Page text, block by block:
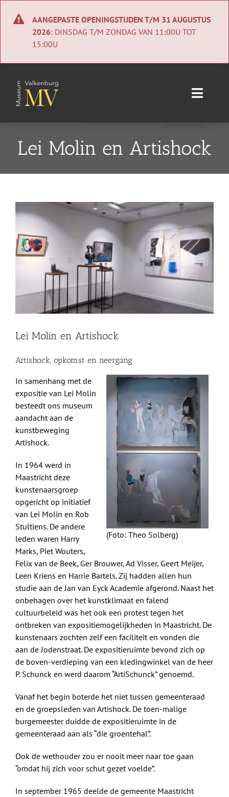
naar
AANGEPASTE OPENINGSTIJDEN T/M 31 AUGUSTUS
2026: DINSDAG T/M ZONDAG VAN 11:00U TOT
15:00U
Toggle
Home
Nieuws
Collectie
Shop
Over Ons
BEZOEK
Lei Molin en Artishock
grotere
afbeelding
Lei Molin en Artishock
Artishock, opkomst en neergang
(Foto: Theo Solberg)
In samenhang met de
expositie van Lei Molin
besteedt ons museum
aandacht aan de
kunstbeweging
Artishock.
In 1964 werd in
Maastricht deze
kunstenaarsgroep
opgericht op initiatief
van Lei Molin en Rob
Stultiens. De andere
leden waren Harry
Marks, Piet Wouters,
Felix van de Beek, Ger Brouwer, Ad Visser, Geert Meijer,
Leen Kriens en Harrie Bartels. Zij hadden allen hun
studie aan de Jan van Eyck Academie afgerond. Naast het
onbehagen over het kunstklimaat en falend
cultuurbeleid was het ook een protest tegen het
ontbreken van expositiemogelijkheden in Maastricht. De
kunstenaars zochten zelf een faciliteit en vonden die
aan de Jodenstraat. De expositieruimte bevond zich op
de boven-verdieping van een kledingwinkel van de heer
P. Schunck en werd daarom “ArtiSchunck” genoemd.
Vanaf het begin boterde het niet tussen gemeenteraad
en de groepsleden van Artishock. De toen-malige
burgemeester duidde de expositieruimte in de
gemeenteraad aan als “die groentehal”.
Ook de wethouder zou er nooit meer naar toe gaan
“omdat hij zich voor schut gezet voelde”.
In september 1965 deelde de gemeente Maastricht